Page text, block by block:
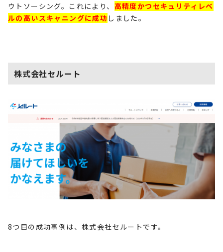
ウトソーシング。これにより、 高精度かつセキュリティレベ
ルの高いスキャニングに成功 しました。
株式会社セルート
8つ目の成功事例は、株式会社セルートです。